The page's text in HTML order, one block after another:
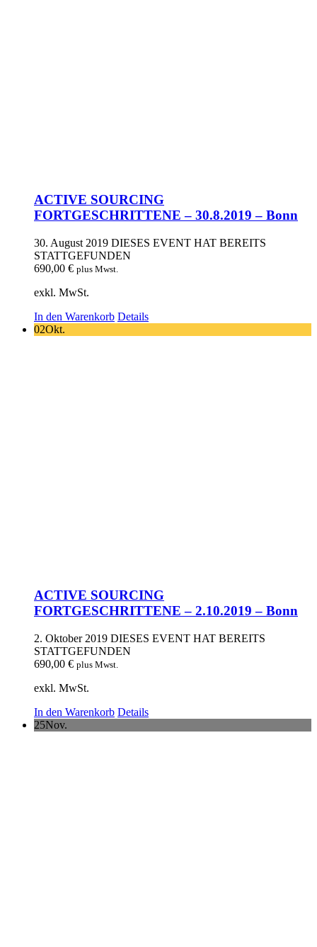
ACTIVE SOURCING
FORTGESCHRITTENE – 30.8.2019 – Bonn
30. August 2019 DIESES EVENT HAT BEREITS
STATTGEFUNDEN
690,00 € plus Mwst.
exkl. MwSt.
In den Warenkorb Details
02Okt.
ACTIVE SOURCING
FORTGESCHRITTENE – 2.10.2019 – Bonn
2. Oktober 2019 DIESES EVENT HAT BEREITS
STATTGEFUNDEN
690,00 € plus Mwst.
exkl. MwSt.
In den Warenkorb Details
25Nov.